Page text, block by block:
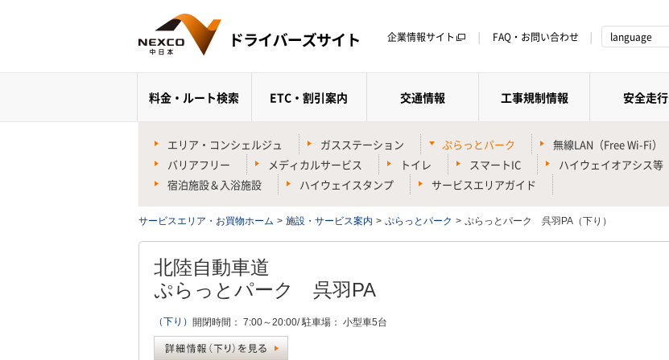
企業情報サイト FAQ・お問い合わせ language
料金・ルート検索 ETC・割引案内 交通情報 工事規制情報 安全走行
エリア・コンシェルジュ ガスステーション ぷらっとパーク 無線LAN（Free Wi-Fi）
バリアフリー
メディカルサービス トイレ スマートIC ハイウェイオアシス等
宿泊施設＆入浴施設
ハイウェイスタンプ サービスエリアガイド
サービスエリア・お買物ホーム > 施設・サービス案内 > ぷらっとパーク > ぷらっとパーク 呉羽PA（下り）
北陸自動車道
ぷらっとパーク
呉羽PA
（下り） 開閉時間： 7:00～20:00/ 駐車場： 小型車5台